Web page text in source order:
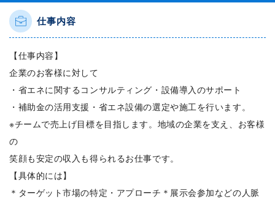
仕事内容
【仕事内容】
企業のお客様に対して
・省エネに関するコンサルティング・設備導入のサポート
・補助金の活用支援・省エネ設備の選定や施工を行います。
※チームで売上げ目標を目指します。地域の企業を支え、お客様
の
笑顔も安定の収入も得られるお仕事です。
【具体的には】
＊ターゲット市場の特定・アプローチ＊展示会参加などの人脈